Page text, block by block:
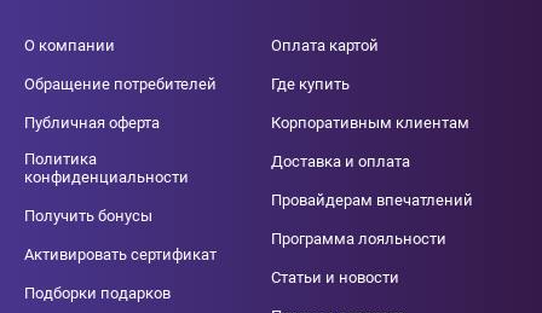
О компании
Обращение потребителей
Публичная оферта
Политика
конфиденциальности
Получить бонусы
Активировать сертификат
Подборки подарков
Оплата картой
Где купить
Корпоративным клиентам
Доставка и оплата
Провайдерам впечатлений
Программа лояльности
Статьи и новости